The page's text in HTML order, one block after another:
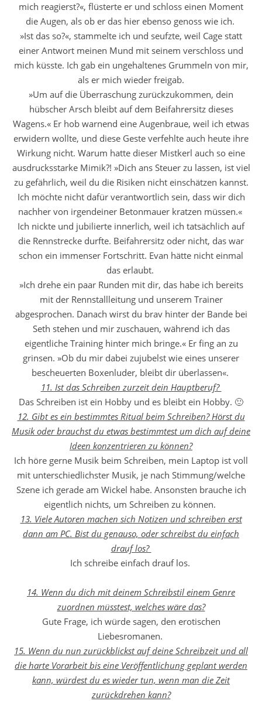
mich reagierst?«, flüsterte er und schloss einen Moment
die Augen, als ob er das hier ebenso genoss wie ich.
»Ist das so?«, stammelte ich und seufzte, weil Cage statt
einer Antwort meinen Mund mit seinem verschloss und
mich küsste. Ich gab ein ungehaltenes Grummeln von mir,
als er mich wieder freigab.
»Um auf die Überraschung zurückzukommen, dein
hübscher Arsch bleibt auf dem Beifahrersitz dieses
Wagens.« Er hob warnend eine Augenbraue, weil ich etwas
erwidern wollte, und diese Geste verfehlte auch heute ihre
Wirkung nicht. Warum hatte dieser Mistkerl auch so eine
ausdrucksstarke Mimik?! »Dich ans Steuer zu lassen, ist viel
zu gefährlich, weil du die Risiken nicht einschätzen kannst.
Ich möchte nicht dafür verantwortlich sein, dass wir dich
nachher von irgendeiner Betonmauer kratzen müssen.«
Ich nickte und jubilierte innerlich, weil ich tatsächlich auf
die Rennstrecke durfte. Beifahrersitz oder nicht, das war
schon ein immenser Fortschritt. Evan hätte nicht einmal
das erlaubt.
»Ich drehe ein paar Runden mit dir, das habe ich bereits
mit der Rennstallleitung und unserem Trainer
abgesprochen. Danach wirst du brav hinter der Bande bei
Seth stehen und mir zuschauen, während ich das
eigentliche Training hinter mich bringe.« Er fing an zu
grinsen. »Ob du mir dabei zujubelst wie eines unserer
bescheuerten Boxenluder, bleibt dir überlassen«.
11. Ist das Schreiben zurzeit dein Hauptberuf?
Das Schreiben ist ein Hobby und es bleibt ein Hobby. 🙂
12. Gibt es ein bestimmtes Ritual beim Schreiben? Hörst du
Musik oder brauchst du etwas bestimmtest um dich auf deine
Ideen konzentrieren zu können?
Ich höre gerne Musik beim Schreiben, mein Laptop ist voll
mit unterschiedlichster Musik, je nach Stimmung/welche
Szene ich gerade am Wickel habe. Ansonsten brauche ich
eigentlich nichts, um Schreiben zu können.
13. Viele Autoren machen sich Notizen und schreiben erst
dann am PC. Bist du genauso, oder schreibst du einfach
drauf los?
Ich schreibe einfach drauf los.
14. Wenn du dich mit deinem Schreibstil einem Genre
zuordnen müsstest, welches wäre das?
Gute Frage, ich würde sagen, den erotischen
Liebesromanen.
15. Wenn du nun zurückblickst auf deine Schreibzeit und all
die harte Vorarbeit bis eine Veröffentlichung geplant werden
kann, würdest du es wieder tun, wenn man die Zeit
zurückdrehen kann?